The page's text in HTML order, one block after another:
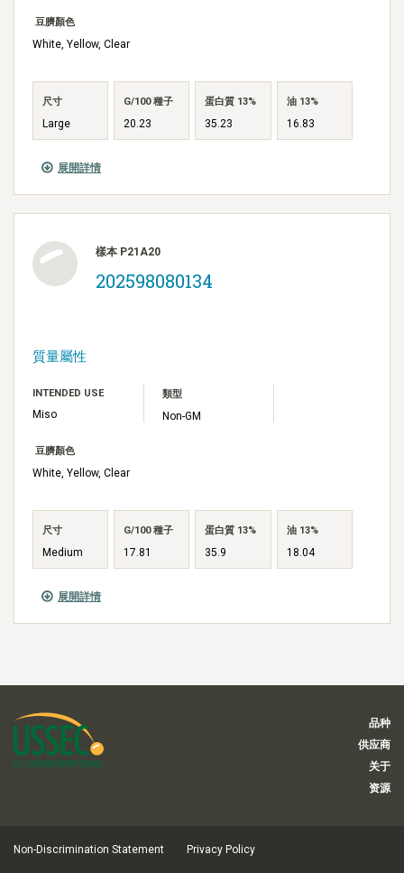
展開詳情
豆臍顏色
White, Yellow, Clear
尺寸
Large
G/100 種子
20.23
蛋白質 13%
35.23
油 13%
16.83
展開詳情
樣本 P21A20
202598080134
質量屬性
INTENDED USE
Miso
類型
Non-GM
豆臍顏色
White, Yellow, Clear
尺寸
Medium
G/100 種子
17.81
蛋白質 13%
35.9
油 13%
18.04
品种
供应商
关于
资源
Non-Discrimination Statement Privacy Policy